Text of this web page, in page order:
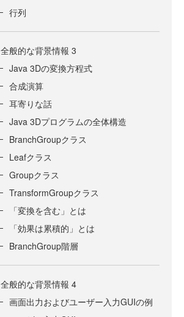
行列
全般的な背景情報 3
Java 3Dの変換方程式
合成演算
耳寄りな話
Java 3Dプログラムの全体構造
BranchGroupクラス
Leafクラス
Groupクラス
TransformGroupクラス
「変換を含む」とは
「効果は累積的」とは
BranchGroup階層
全般的な背景情報 4
画面出力およびユーザー入力GUIの例